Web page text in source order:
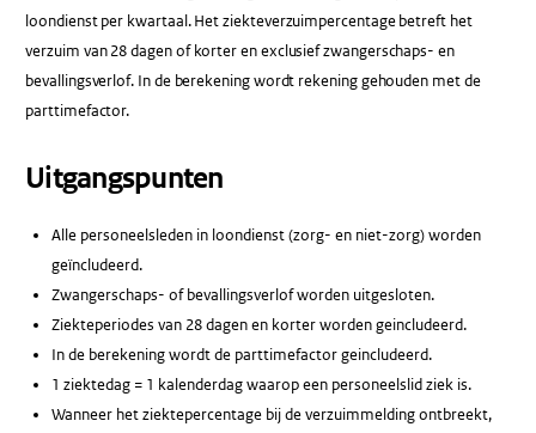
loondienst per kwartaal. Het ziekteverzuimpercentage betreft het
verzuim van 28 dagen of korter en exclusief zwangerschaps- en
bevallingsverlof. In de berekening wordt rekening gehouden met de
parttimefactor.
Uitgangspunten
Alle personeelsleden in loondienst (zorg- en niet-zorg) worden
geïncludeerd.
Zwangerschaps- of bevallingsverlof worden uitgesloten.
Ziekteperiodes van 28 dagen en korter worden geincludeerd.
In de berekening wordt de parttimefactor geincludeerd.
1 ziektedag = 1 kalenderdag waarop een personeelslid ziek is.
Wanneer het ziektepercentage bij de verzuimmelding ontbreekt,